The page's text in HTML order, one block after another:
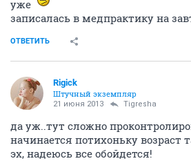
уже
записалась в медпрактику на
ОТВЕТИТЬ
Rigick
Штучный экземпляр
21 июня 2013 Tigresha
да уж..тут сложно
начинается потихоньку возраст
эх, надеюсь все обойдется!